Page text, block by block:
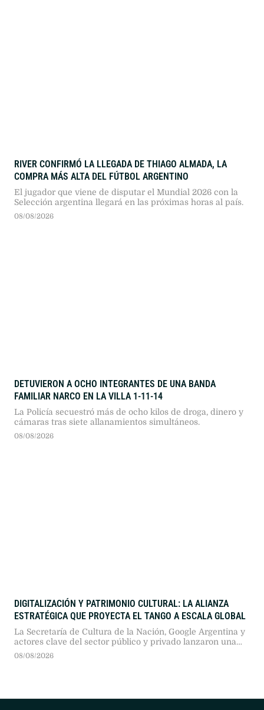
propuesta de vuelos entre la provincia y el norte chileno.
RIVER CONFIRMÓ LA LLEGADA DE THIAGO ALMADA, LA
COMPRA MÁS ALTA DEL FÚTBOL ARGENTINO
El jugador que viene de disputar el Mundial 2026 con la
Selección argentina llegará en las próximas horas al país.
08/08/2026
DETUVIERON A OCHO INTEGRANTES DE UNA BANDA
FAMILIAR NARCO EN LA VILLA 1-11-14
La Policía secuestró más de ocho kilos de droga, dinero y
cámaras tras siete allanamientos simultáneos.
08/08/2026
DIGITALIZACIÓN Y PATRIMONIO CULTURAL: LA ALIANZA
ESTRATÉGICA QUE PROYECTA EL TANGO A ESCALA GLOBAL
La Secretaría de Cultura de la Nación, Google Argentina y
actores clave del sector público y privado lanzaron una
plataforma interactiva con 50 historias digitales para
universalizar la identidad porteña.
08/08/2026